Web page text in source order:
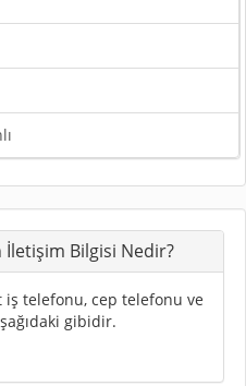
Bilgisi Nedir?
iş telefonu, cep telefonu ve
gibidir.